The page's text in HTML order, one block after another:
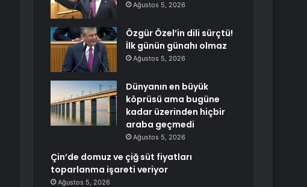
Ağustos 5, 2026
Özgür Özel’in dili sürçtü!
İlk günün günahı olmaz
Ağustos 5, 2026
Dünyanın en büyük
köprüsü ama bugüne
kadar üzerinden hiçbir
araba geçmedi
Ağustos 5, 2026
Çin’de domuz ve çiğ süt fiyatları
toparlanma işareti veriyor
Ağustos 5, 2026